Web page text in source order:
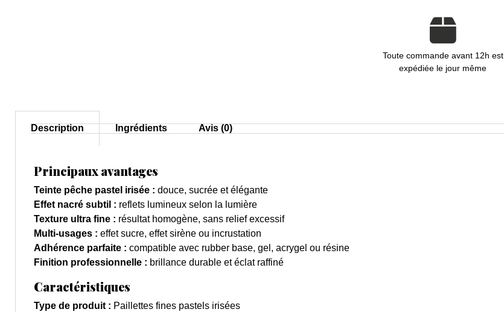
Toute commande avant 12h est
expédiée le jour même
Description Ingrédients Avis (0)
Principaux avantages
Teinte pêche pastel irisée : douce, sucrée et élégante
Effet nacré subtil : reflets lumineux selon la lumière
Texture ultra fine : résultat homogène, sans relief excessif
Multi-usages : effet sucre, effet sirène ou incrustation
Adhérence parfaite : compatible avec rubber base, gel, acrygel ou résine
Finition professionnelle : brillance durable et éclat raffiné
Caractéristiques
Type de produit : Paillettes fines pastels irisées